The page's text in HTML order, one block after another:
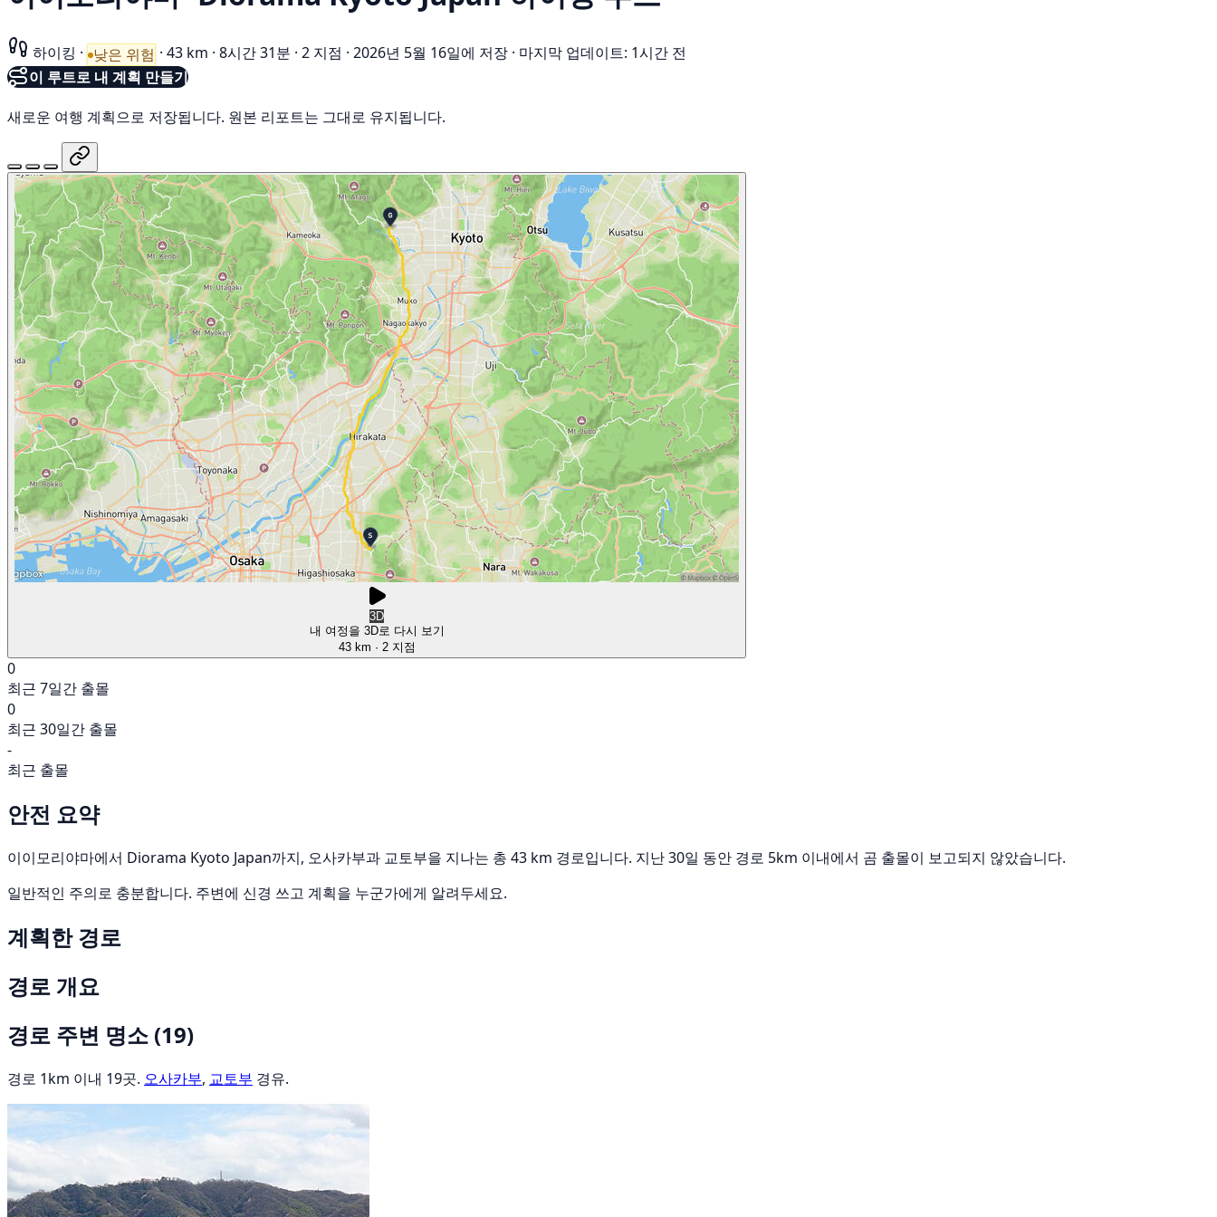
하이킹 · 낮은 위험 · 43 km · 8시간 31분 · 2 지점 · 2026년 5월 16일에 저장 · 마지막 업데이트: 1시간 전
이 루트로 내 계획 만들기
새로운 여행 계획으로 저장됩니다. 원본 리포트는 그대로 유지됩니다.
3D
내 여정을 3D로 다시 보기
43 km · 2 지점
0
최근 7일간 출몰
0
최근 30일간 출몰
-
최근 출몰
안전 요약
이이모리야마에서 Diorama Kyoto Japan까지, 오사카부과 교토부을 지나는 총 43 km 경로입니다. 지난 30일 동안 경로 5km 이내에서 곰 출몰이 보고되지 않았습니다.
일반적인 주의로 충분합니다. 주변에 신경 쓰고 계획을 누군가에게 알려두세요.
계획한 경로
경로 개요
경로 주변 명소 (19)
경로 1km 이내 19곳. 오사카부, 교토부 경유.